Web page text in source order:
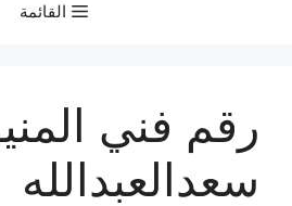
القائمة
رقم فني
سعدالعبدالله